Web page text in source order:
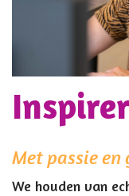
Met passie en
We houden van